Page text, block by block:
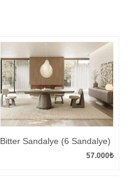
Bitter Sandalye (6 Sandalye)
57.000₺